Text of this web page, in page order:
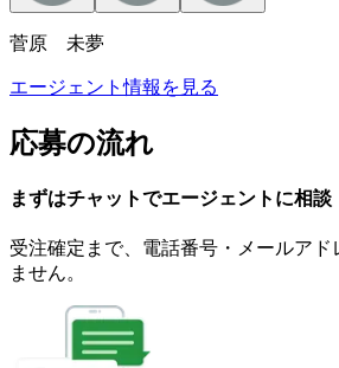
菅原 未夢
エージェント情報を見る
応募の流れ
まずはチャットでエージェント に相談
受注確定まで、 電話番号・メールアド
ません。